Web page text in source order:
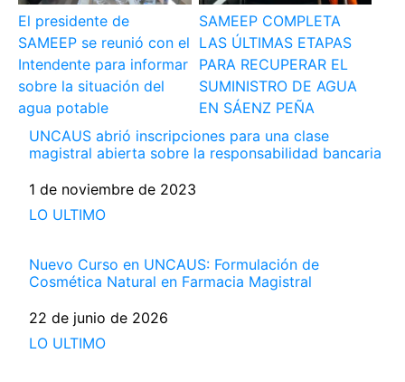
El presidente de
SAMEEP se reunió con el
Intendente para informar
sobre la situación del
agua potable
SAMEEP COMPLETA
LAS ÚLTIMAS ETAPAS
PARA RECUPERAR EL
SUMINISTRO DE AGUA
EN SÁENZ PEÑA
UNCAUS abrió inscripciones para una clase
magistral abierta sobre la responsabilidad bancaria
Fecha
1 de noviembre de 2023
Respecto a
LO ULTIMO
Nuevo Curso en UNCAUS: Formulación de
Cosmética Natural en Farmacia Magistral
Fecha
22 de junio de 2026
Respecto a
LO ULTIMO